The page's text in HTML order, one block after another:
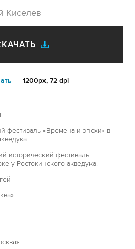
Киселев
1200px, 72 dpi
фестиваль «Времена и эпохи» в
исторический фестиваль
у Ростокинского акведука.